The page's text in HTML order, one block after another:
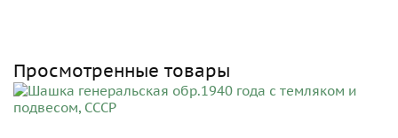
Просмотренные товары